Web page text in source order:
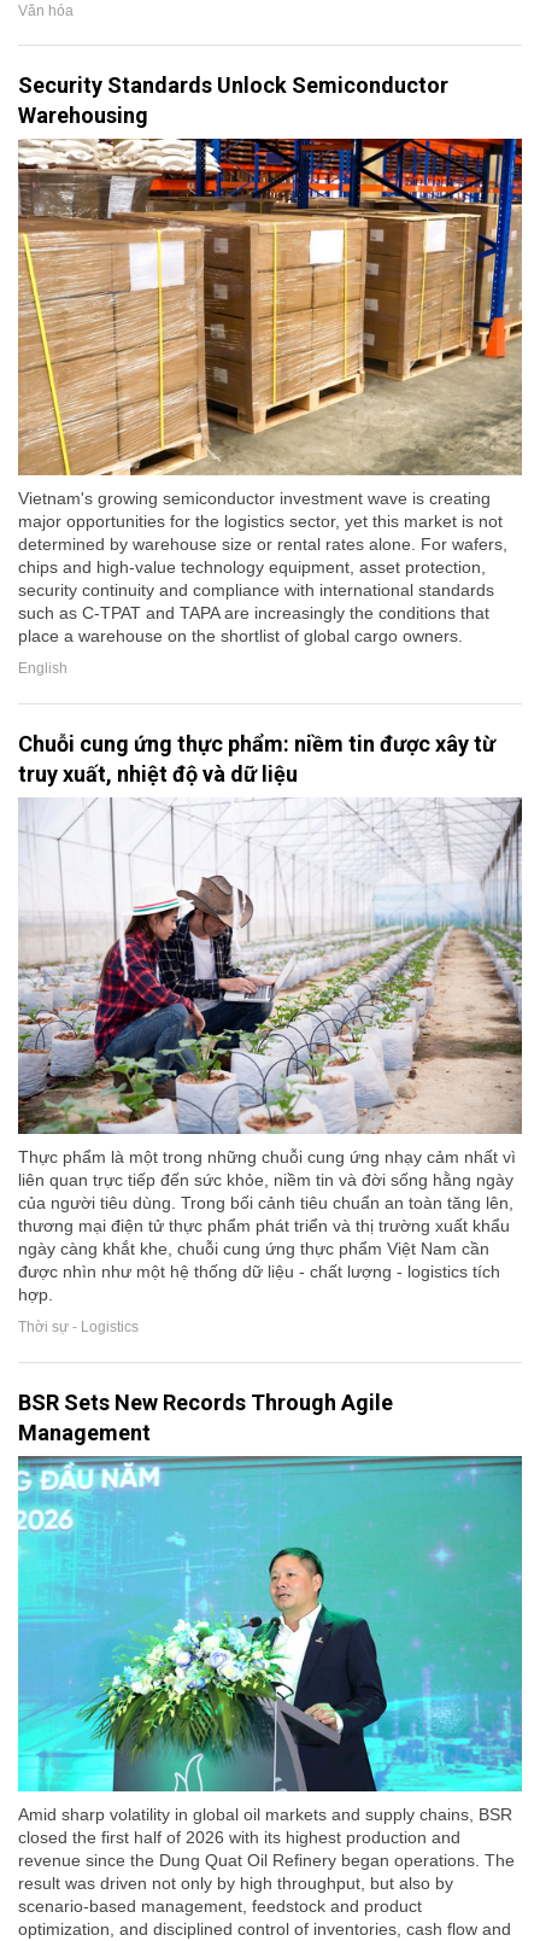
Văn hóa
Security Standards Unlock Semiconductor
Warehousing
Vietnam's growing semiconductor investment wave is creating
major opportunities for the logistics sector, yet this market is not
determined by warehouse size or rental rates alone. For wafers,
chips and high-value technology equipment, asset protection,
security continuity and compliance with international standards
such as C-TPAT and TAPA are increasingly the conditions that
place a warehouse on the shortlist of global cargo owners.
English
Chuỗi cung ứng thực phẩm: niềm tin được xây từ
truy xuất, nhiệt độ và dữ liệu
Thực phẩm là một trong những chuỗi cung ứng nhạy cảm nhất vì
liên quan trực tiếp đến sức khỏe, niềm tin và đời sống hằng ngày
của người tiêu dùng. Trong bối cảnh tiêu chuẩn an toàn tăng lên,
thương mại điện tử thực phẩm phát triển và thị trường xuất khẩu
ngày càng khắt khe, chuỗi cung ứng thực phẩm Việt Nam cần
được nhìn như một hệ thống dữ liệu - chất lượng - logistics tích
hợp.
Thời sự - Logistics
BSR Sets New Records Through Agile
Management
Amid sharp volatility in global oil markets and supply chains, BSR
closed the first half of 2026 with its highest production and
revenue since the Dung Quat Oil Refinery began operations. The
result was driven not only by high throughput, but also by
scenario-based management, feedstock and product
optimization, and disciplined control of inventories, cash flow and